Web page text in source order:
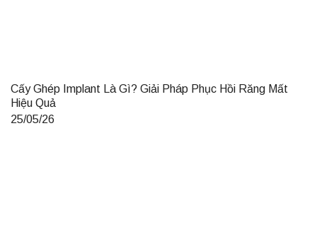
Cấy Ghép Implant Là Gì? Giải Pháp Phục Hồi Răng Mất
Hiệu Quả
25/05/26